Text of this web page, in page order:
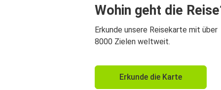
Wohin geht die
Erkunde unsere Reisekarte mit über
8000 Zielen weltweit.
Erkunde die Karte